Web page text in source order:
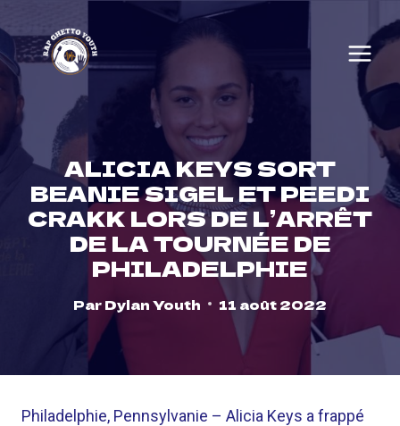
to
content
ALICIA KEYS SORT
BEANIE SIGEL ET PEEDI
CRAKK LORS DE L’ARRÊT
DE LA TOURNÉE DE
PHILADELPHIE
ParDylan Youth 11 août 2022
Philadelphie, Pennsylvanie – Alicia Keys a frappé